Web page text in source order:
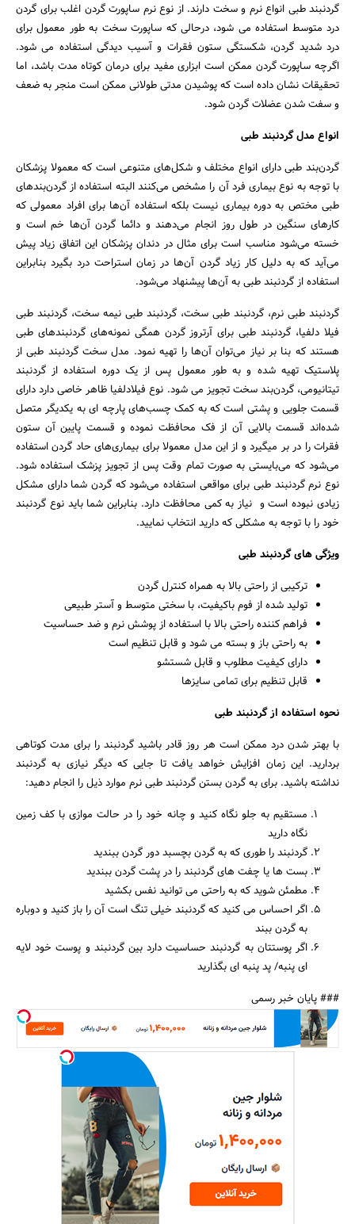
گردنبند طبی انواع نرم و سخت دارند. از نوع نرم ساپورت گردن اغلب برای گردن
درد متوسط استفاده می شود، درحالی که ساپورت سخت به طور معمول برای
درد شدید گردن، شکستگی ستون فقرات و آسیب دیدگی استفاده می شود.
اگرچه ساپورت گردن ممکن است ابزاری مفید برای درمان کوتاه مدت باشد، اما
تحقیقات نشان داده است که پوشیدن مدتی طولانی ممکن است منجر به ضعف
و سفت شدن عضلات گردن شود.
انواع مدل گردنبند طبی
گردن‌بند طبی دارای انواع مختلف و شکل‌های متنوعی است که معمولا پزشکان
با توجه به نوع بیماری فرد آن را مشخص می‌کنند البته استفاده از گردن‌بند‌های
طبی مختص به دوره بیماری نیست بلکه استفاده آن‌ها برای افراد معمولی که
کار‌های سنگین در طول روز انجام می‌دهند و دائما گردن آن‌ها خم است و
خسته می‌شود مناسب است برای مثال در دندان پزشکان این اتفاق زیاد پیش
می‌آید که به دلیل کار زیاد گردن آن‌ها در زمان استراحت درد بگیرد بنابراین
استفاده از گردنبند طبی به آن‌ها پیشنهاد می‌شود.
گردنبند طبی نرم، گردنبند طبی سخت، گردنبند طبی نیمه سخت، گردنبند طبی
فیلا دلفیا، گردنبند طبی برای آرتروز گردن همگی نمونه‌های گردنبند‌های طبی
هستند که بنا بر نیاز می‌توان آن‌ها را تهیه نمود. مدل سخت گردنبند طبی از
پلاستیک تهیه شده و به طور معمول پس از یک دوره استفاده از گردنبند
تیتانیومی، گردن‌بند سخت تجویز می شود. نوع فیلادلفیا ظاهر خاصی دارد دارای
قسمت جلویی و پشتی است که به کمک چسب‌های پارچه ای به یکدیگر متصل
شده‌اند قسمت بالایی آن از فک محافظت نموده و قسمت پایین آن ستون
فقرات را در بر میگیرد و از این مدل معمولا برای بیماری‌های حاد گردن استفاده
می‌شود که می‌بایستی به صورت تمام وقت پس از تجویز پزشک استفاده شود.
نوع نرم گردنبند طبی برای مواقعی استفاده می‌شود که گردن شما دارای مشکل
زیادی نبوده است و نیاز به کمی محافظت دارد. بنابراین شما باید نوع گردنبند
خود را با توجه به مشکلی که دارید انتخاب نمایید.
ویژگی های گردنبند طبی
ترکیبی از راحتی بالا به همراه کنترل گردن
تولید شده از فوم باکیفیت، با سختی متوسط و آستر طبیعی
فراهم کننده راحتی بالا با استفاده از پوشش نرم و ضد حساسیت
به راحتی باز و بسته می شود و قابل تنظیم است
دارای کیفیت مطلوب و قابل شستشو
قابل تنظیم برای تمامی سایزها
نحوه استفاده از گردنبند طبی
با بهتر شدن درد ممکن است هر روز قادر باشید گردنبند را برای مدت کوتاهی
بردارید. این زمان افزایش خواهد یافت تا جایی که دیگر نیازی به گردنبند
نداشته باشید. برای به گردن بستن گردنبند طبی نرم موارد ذیل را انجام دهید:
مستقیم به جلو نگاه کنید و چانه خود را در حالت موازی با کف زمین
نگاه دارید
گردنبند را طوری که به گردن بچسبد دور گردن ببندید
بست ها یا چفت های گردنبند را در پشت گردن ببندید
مطمئن شوید که به راحتی می توانید نفس بکشید
اگر احساس می کنید که گردنبند خیلی تنگ است آن را باز کنید و دوباره
به گردن ببند
اگر پوستتان به گردنبند حساسیت دارد بین گردنبند و پوست خود لایه
ای پنبه/ پد پنبه ای بگذارید
### پایان خبر رسمی